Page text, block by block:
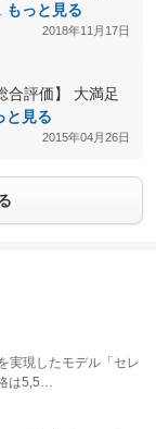
もっと見る
2018年11月17日
合評価】 大満足
と見る
2015年04月26日
実現したモデル「セレ
は5,5…